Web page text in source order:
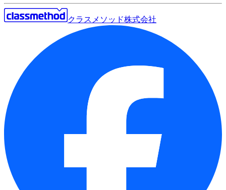
クラスメソッド株式会社